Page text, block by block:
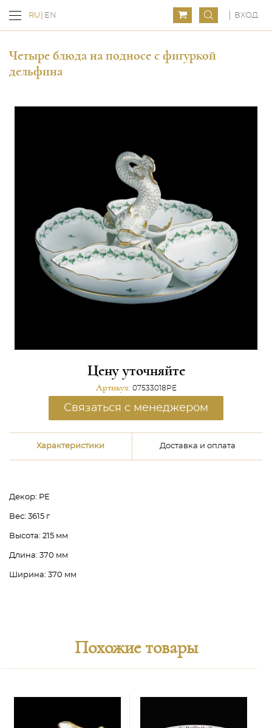
RU EN ВХОД
Четыре блюда на подносе с фигуркой
дельфина
Цену уточняйте
Артикул: 07533018PE
Связаться с менеджером
Характеристики Доставка и оплата
Декор: PE
Вес: 3615 г
Высота: 215 мм
Длина: 370 мм
Ширина: 370 мм
Похожие товары